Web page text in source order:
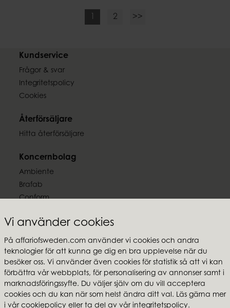
Vi använder cookies
På affariofsweden.com använder vi cookies och andra
teknologier för att kunna ge dig en bra upplevelse när du
besöker oss. Vi använder även cookies för statistik så att vi kan
förbättra vår webbplats, för personalisering av annonser samt i
marknadsföringssyfte. Du väljer själv om du vill acceptera
cookies och du kan när som helst ändra ditt val. Läs gärna mer
i vår cookiepolicyeller ta del av vår integritetspolicy.
1 2 >>
Kundservice
Frågor & svar
Integritetspolicy
Cookies
Återförsäljare
Hitta återförsäljare
Koncernbolag
Ambiente
Brafab
Conform
MTI
Följ oss
Affari of Sweden